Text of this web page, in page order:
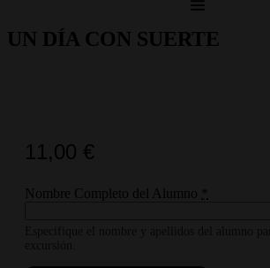
UN DÍA CON SUERTE
11,00 €
Nombre Completo del Alumno